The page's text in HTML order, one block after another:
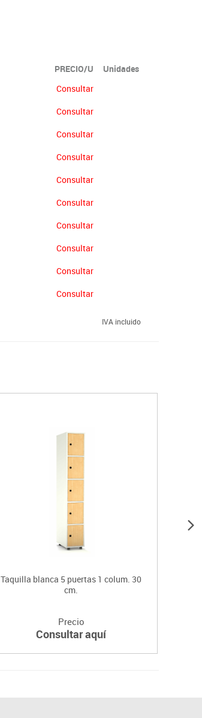
PRECIO/U
Unidades
Consultar
Consultar
Consultar
Consultar
Consultar
Consultar
Consultar
Consultar
Consultar
Consultar
IVA incluido
Taquilla blanca 5 puertas 1 colum. 30
cm.
Precio
Consultar aquí